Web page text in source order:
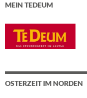
MEIN TEDEUM
OSTERZEIT IM NORDEN